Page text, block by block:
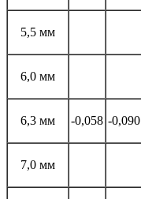
5,5 мм
6,0 мм
6,3 мм -0,058 -0,090
7,0 мм